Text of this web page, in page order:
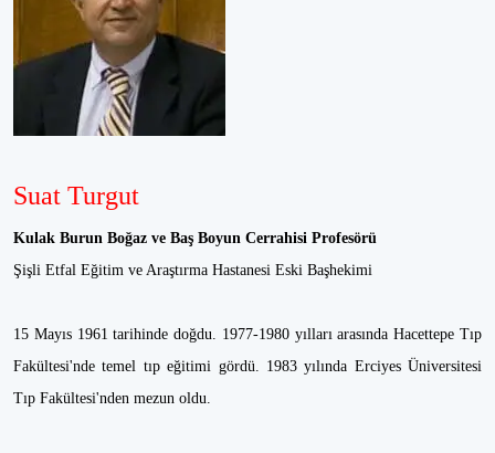
Suat Turgut
Kulak Burun Boğaz ve Baş Boyun Cerrahisi Profesörü
Şişli Etfal Eğitim ve Araştırma Hastanesi Eski Başhekimi
15 Mayıs 1961 tarihinde doğdu. 1977-1980 yılları arasında Hacettepe Tıp
Fakültesi'nde temel tıp eğitimi gördü. 1983 yılında Erciyes Üniversitesi
Tıp Fakültesi'nden mezun oldu.